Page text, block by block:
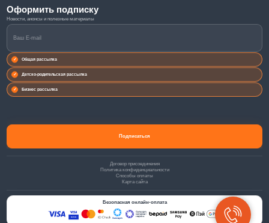
Оформить подписку
Общая рассылка
Детско-родительская рассылка
Бизнес рассылка
Договор присоединения
Политика конфиденциальности
Способы оплаты
Карта сайта
Безопасная онлайн-оплата